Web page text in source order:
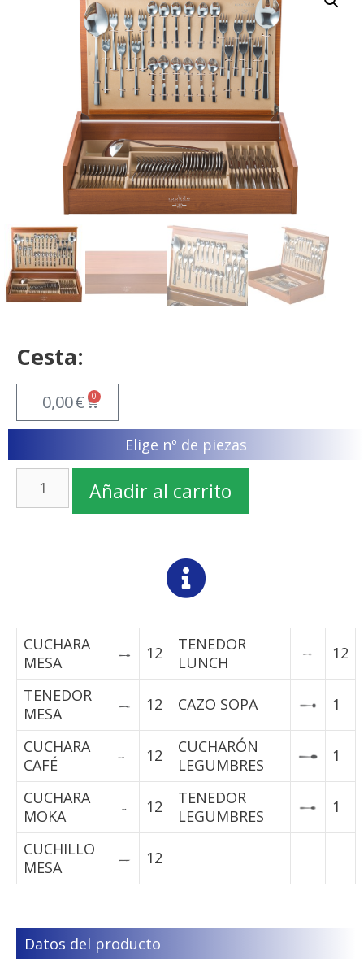
Cesta:
0,00€ 0
Elige nº de piezas
Añadir al carrito
CUCHARA
MESA
12
TENEDOR
LUNCH
12
TENEDOR
MESA
12 CAZO SOPA 1
CUCHARA
CAFÉ
12
CUCHARÓN
LEGUMBRES
1
CUCHARA
MOKA
12
TENEDOR
LEGUMBRES
1
CUCHILLO
MESA
12
Datos del producto